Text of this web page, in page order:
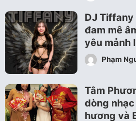
DJ
đam mê
yêu mảnh
Phạm
Tâm
dòng
hương và